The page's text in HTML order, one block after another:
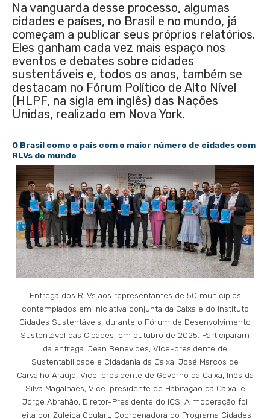
Na vanguarda desse processo, algumas
cidades e países, no Brasil e no mundo, já
começam a publicar seus próprios relatórios.
Eles ganham cada vez mais espaço nos
eventos e debates sobre cidades
sustentáveis e, todos os anos, também se
destacam no Fórum Político de Alto Nível
(HLPF, na sigla em inglês) das Nações
Unidas, realizado em Nova York.
O Brasil como o país com o maior número de cidades com
RLVs do mundo
Entrega dos RLVs aos representantes de 50 municípios
contemplados em iniciativa conjunta da Caixa e do Instituto
Cidades Sustentáveis, durante o Fórum de Desenvolvimento
Sustentável das Cidades, em outubro de 2025. Participaram
da entrega: Jean Benevides, Vice-presidente de
Sustentabilidade e Cidadania da Caixa; José Marcos de
Carvalho Araújo, Vice-presidente de Governo da Caixa, Inês da
Silva Magalhães, Vice-presidente de Habitação da Caixa; e
Jorge Abrahão, Diretor-Presidente do ICS. A moderação foi
feita por Zuleica Goulart, Coordenadora do Programa Cidades